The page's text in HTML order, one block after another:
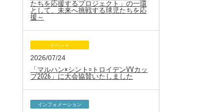
たちを応援するプロジェクト」の一環
として、未来へ挑戦する球児たちを応
援～
イベント
2026/07/24
「マルハン×シント=トロイデンVVカッ
プ2026」に大会協賛いたしました
インフォメーション